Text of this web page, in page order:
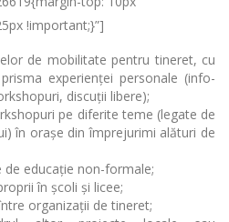
!important;}”]
de mobilitate pentru tineret, cu
experienței personale (info-
discuții libere);
pe diferite teme (legate de
în orașe din împrejurimi alături de
educație non-formale;
în școli și licee;
organizații de tineret;